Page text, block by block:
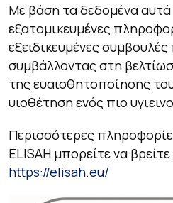
Με βάση τα δεδομένα
εξατομικευμένες
εξειδικευμένες
συμβάλλοντας στη
της ευαισθητοποίησης
υιοθέτηση ενός πιο
Περισσότερες
ELISAH μπορείτε να
https://elisah.eu/